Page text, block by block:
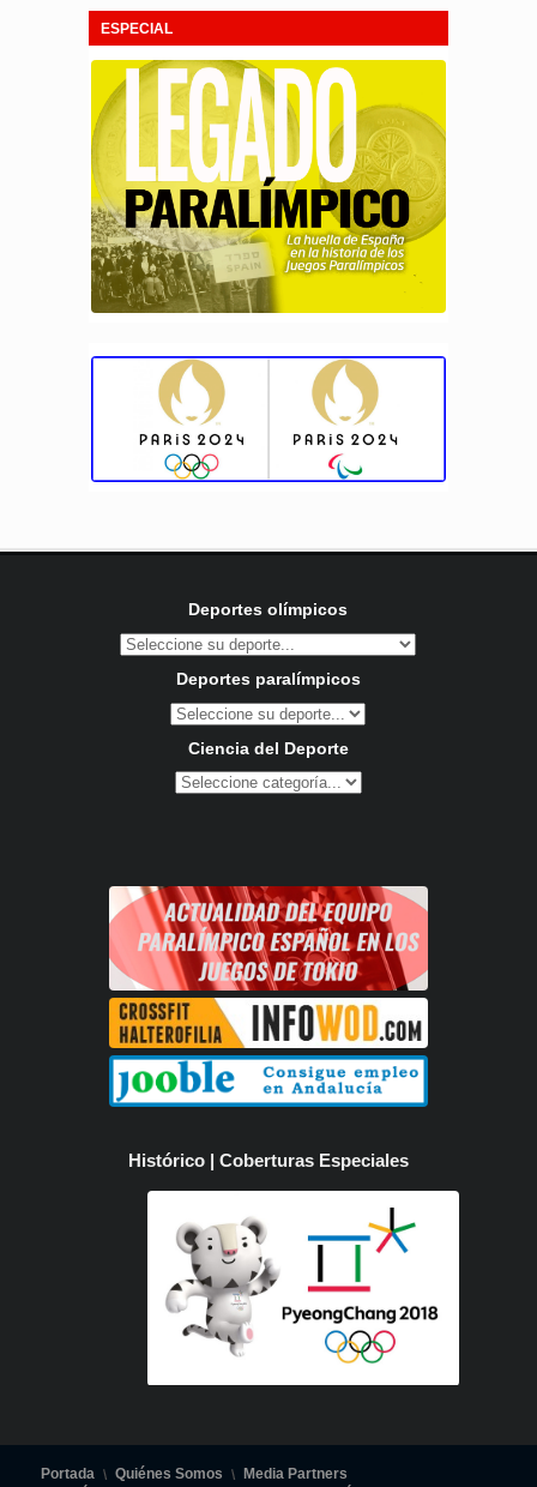
ESPECIAL
Deportes olímpicos
Deportes paralímpicos
Ciencia del Deporte
Histórico | Coberturas Especiales
Portada Quiénes Somos
Media Partners